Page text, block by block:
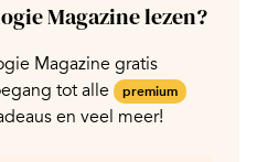
Magazine lezen?
Magazine gratis
tot alle
premium
en veel meer!